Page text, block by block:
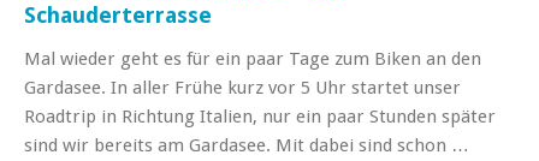
Schauderterrasse
Mal wieder geht es für ein paar Tage zum Biken an den
Gardasee. In aller Frühe kurz vor 5 Uhr startet unser
Roadtrip in Richtung Italien, nur ein paar Stunden später
sind wir bereits am Gardasee. Mit dabei sind schon …